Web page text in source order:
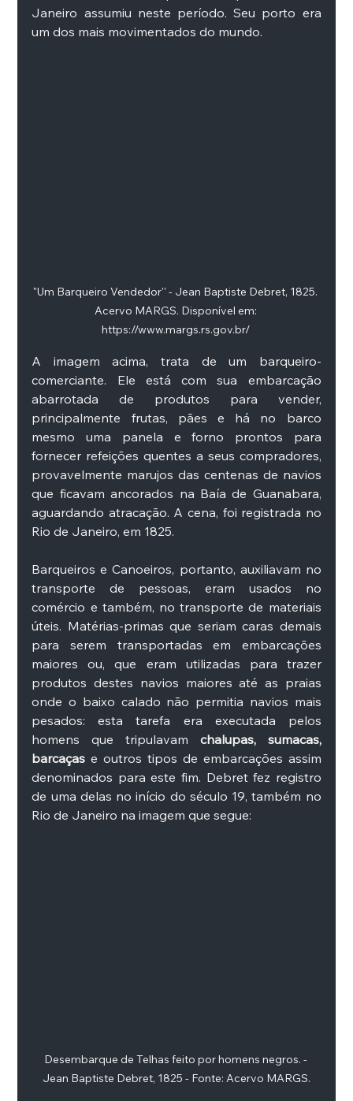
Janeiro assumiu neste período. Seu porto era
um dos mais movimentados do mundo.
"Um Barqueiro Vendedor'' - Jean Baptiste Debret, 1825.
Acervo MARGS. Disponível em:
https://www.margs.rs.gov.br/
A imagem acima, trata de um barqueiro-
comerciante. Ele está com sua embarcação
abarrotada de produtos para vender,
principalmente frutas, pães e há no barco
mesmo uma panela e forno prontos para
fornecer refeições quentes a seus compradores,
provavelmente marujos das centenas de navios
que ficavam ancorados na Baía de Guanabara,
aguardando atracação. A cena, foi registrada no
Rio de Janeiro, em 1825.
Barqueiros e Canoeiros, portanto, auxiliavam no
transporte de pessoas, eram usados no
comércio e também, no transporte de materiais
úteis. Matérias-primas que seriam caras demais
para serem transportadas em embarcações
maiores ou, que eram utilizadas para trazer
produtos destes navios maiores até as praias
onde o baixo calado não permitia navios mais
pesados: esta tarefa era executada pelos
homens que tripulavam chalupas, sumacas,
barcaças e outros tipos de embarcações assim
denominados para este fim. Debret fez registro
de uma delas no início do século 19, também no
Rio de Janeiro na imagem que segue:
Desembarque de Telhas feito por homens negros. -
Jean Baptiste Debret, 1825 - Fonte: Acervo MARGS.